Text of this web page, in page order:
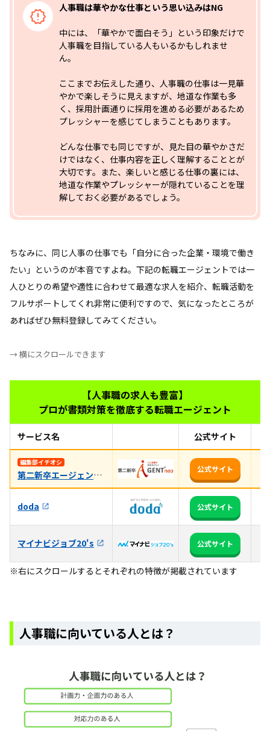
人事職は華やかな仕事という思い込みはNG
中には、「華やかで面白そう」という印象だけで
人事職を目指している人もいるかもしれませ
ん。
ここまでお伝えした通り、人事職の仕事は一見華
やかで楽しそうに見えますが、地道な作業も多
く、採用計画通りに採用を進める必要があるため
プレッシャーを感じてしまうこともあります。
どんな仕事でも同じですが、見た目の華やかさだ
けではなく、仕事内容を正しく理解することとが
大切です。また、楽しいと感じる仕事の裏には、
地道な作業やプレッシャーが隠れていることを理
解しておく必要があるでしょう。
ちなみに、同じ人事の仕事でも「自分に合った企業・環境で働き
たい」というのが本音ですよね。下記の転職エージェントでは一
人ひとりの希望や適性に合わせて最適な求人を紹介、転職活動を
フルサポートしてくれ非常に便利ですので、気になったところが
あればぜひ無料登録してみてください。
→ 横にスクロールできます
【人事職の求人も豊富】
プロが書類対策を徹底する転職エージェント
サービス名 公式サイト
編集部イチオシ
第二新卒エージェントneo
公式サイト
doda 公式サイト
マイナビジョブ20's 公式サイト
※右にスクロールするとそれぞれの特徴が掲載されています
人事職に向いている人とは？